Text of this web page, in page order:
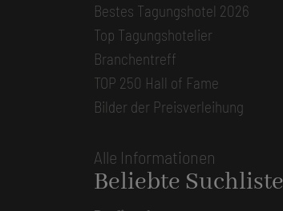
Bestes Tagungshotel 2026
Top Tagungshotelier
Branchentreff
TOP 250 Hall of Fame
Bilder der Preisverleihung
Alle Informationen
Beliebte